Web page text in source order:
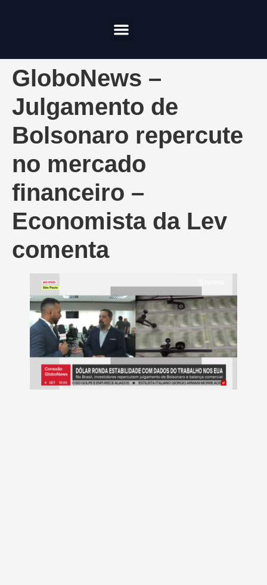
GloboNews –
Julgamento de
Bolsonaro repercute
no mercado
financeiro –
Economista da Lev
comenta